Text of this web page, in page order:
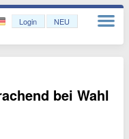
Login NEU
bei Wahl